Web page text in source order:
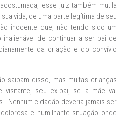
esse juiz também mutila
vida, de uma parte legítima de seu
inocente que, não tendo sido um
de continuar a ser pai de
da criação e do convívio
saibam disso, mas muitas crianças
visitante, seu ex-pai, se a mãe vai
Nenhum cidadão deveria jamais ser
e humilhante situação onde